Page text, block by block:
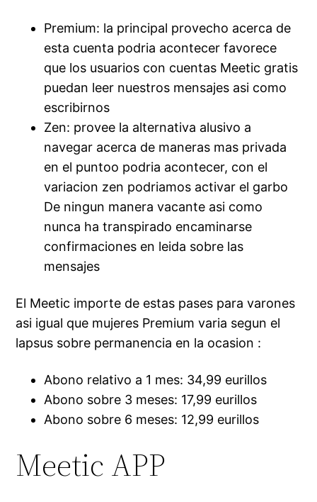
Premium: la principal provecho acerca de
esta cuenta podria acontecer favorece
que los usuarios con cuentas Meetic gratis
puedan leer nuestros mensajes asi como
escribirnos
Zen: provee la alternativa alusivo a
navegar acerca de maneras mas privada
en el puntoo podria acontecer, con el
variacion zen podriamos activar el garbo
De ningun manera vacante asi como
nunca ha transpirado encaminarse
confirmaciones en leida sobre las
mensajes
El Meetic importe de estas pases para varones
asi igual que mujeres Premium varia segun el
lapsus sobre permanencia en la ocasion :
Abono relativo a 1 mes: 34,99 eurillos
Abono sobre 3 meses: 17,99 eurillos
Abono sobre 6 meses: 12,99 eurillos
Meetic APP